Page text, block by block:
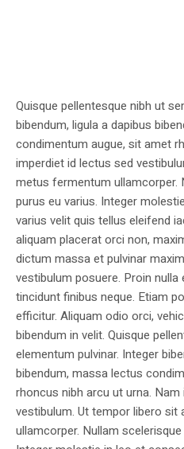
Quisque pellentesque nibh ut
bibendum, ligula a dapibus
condimentum augue, sit amet
imperdiet id lectus sed
metus fermentum ullamcorper.
purus eu varius. Integer
varius velit quis tellus eleifend
aliquam placerat orci non,
dictum massa et pulvinar
vestibulum posuere. Proin nulla
tincidunt finibus neque. Etiam
efficitur. Aliquam odio orci,
bibendum in velit. Quisque
elementum pulvinar. Integer
bibendum, massa lectus
rhoncus nibh arcu ut urna.
vestibulum. Ut tempor libero
ullamcorper. Nullam